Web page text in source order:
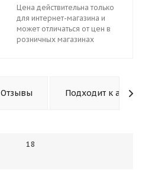
Цена действительна только
для интернет-магазина и
может отличаться от цен в
розничных магазинах
Отзывы Подходит к авто
18